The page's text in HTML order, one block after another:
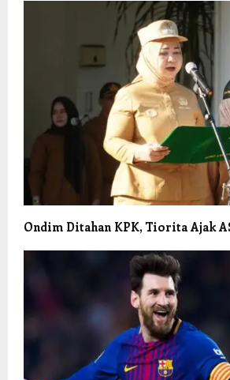
Ondim Ditahan KPK, Tiorita Ajak